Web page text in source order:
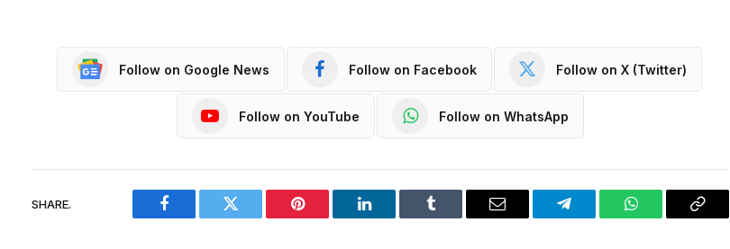
Follow on Google News Follow on Facebook Follow on X (Twitter)
Follow on YouTube Follow on WhatsApp
SHARE.
Facebook Twitter Pinterest LinkedIn Tumblr Email Telegram WhatsAppCopy